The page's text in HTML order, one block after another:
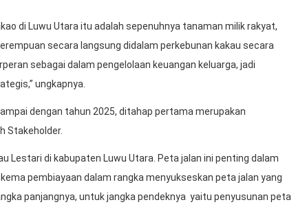
di Luwu Utara itu adalah sepenuhnya tanaman milik rakyat,
secara langsung didalam perkebunan kakau secara
sebagai dalam pengelolaan keuangan keluarga, jadi
ungkapnya.
dengan tahun 2025, ditahap pertama merupakan
Stakeholder.
Lestari di kabupaten Luwu Utara. Peta jalan ini penting dalam
pembiayaan dalam rangka menyukseskan peta jalan yang
panjangnya, untuk jangka pendeknya yaitu penyusunan peta